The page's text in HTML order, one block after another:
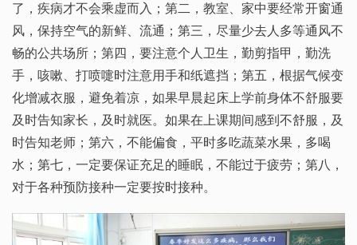
了，疾病才不会乘虚而入；第二，教室、家中要经常开窗通
风，保持空气的新鲜、流通；第三，尽量少去人多等通风不
畅的公共场所；第四，要注意个人卫生，勤剪指甲，勤洗
手，咳嗽、打喷嚏时注意用手和纸遮挡；第五，根据气候变
化增减衣服，避免着凉，如果早晨起床上学前身体不舒服要
及时告知家长，及时就医。如果在上课期间感到不舒服，及
时告知老师；第六，不能偏食，平时多吃蔬菜水果，多喝
水；第七，一定要保证充足的睡眠，不能过于疲劳；第八，
对于各种预防接种一定要按时接种。